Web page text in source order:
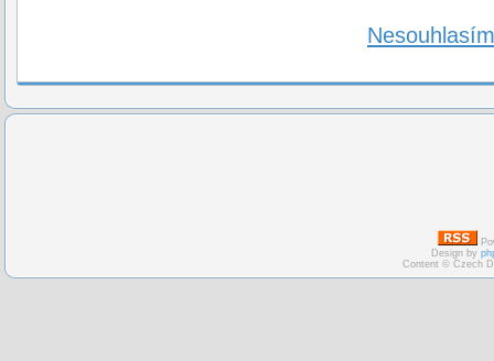
Design by
Content © Czech